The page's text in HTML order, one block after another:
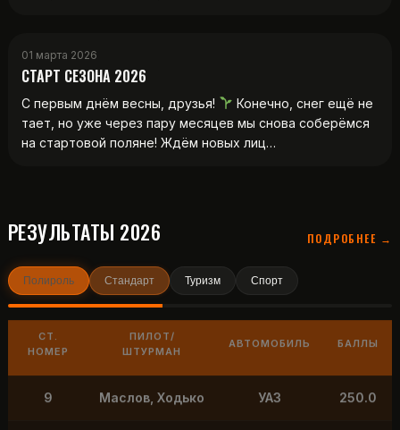
01 марта 2026
СТАРТ СЕЗОНА 2026
С первым днём весны, друзья!
Конечно, снег ещё не
тает, но уже через пару месяцев мы снова соберёмся
на стартовой поляне! Ждём новых лиц…
РЕЗУЛЬТАТЫ 2026 ПОДРОБНЕЕ →
Полироль Стандарт Туризм Спорт
СТ.
НОМЕР
ПИЛОТ/
ШТУРМАН
АВТОМОБИЛЬ БАЛЛЫ
9 Маслов, Ходько УАЗ 250.0